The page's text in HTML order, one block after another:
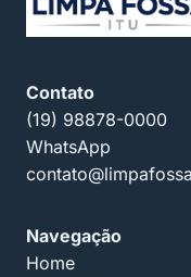
Contato
(19) 98878-0000
WhatsApp
Navegação
Home